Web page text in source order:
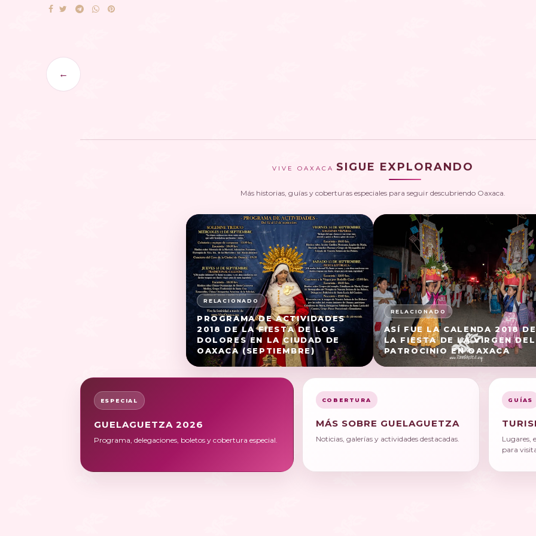
←
VIVE OAXACA SIGUE EXPLORANDO
Más historias, guías y coberturas especiales para seguir descubriendo Oaxaca.
PROGRAMA DE ACTIVIDADES
2018 DE LA FIESTA DE LOS
DOLORES EN LA CIUDAD DE
OAXACA (SEPTIEMBRE)
ASÍ FUE LA CALENDA 2018 DE
LA FIESTA DE LA VIRGEN DEL
PATROCINIO EN OAXACA
ESPECIAL
GUELAGUETZA 2026
Programa, delegaciones, boletos y cobertura especial.
COBERTURA
MÁS SOBRE GUELAGUETZA
Noticias, galerías y actividades destacadas.
GUÍAS
Lugares,
para